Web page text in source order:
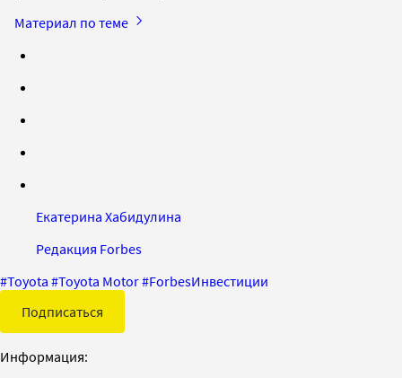
Материал по теме
Екатерина Хабидулина
Редакция Forbes
#Toyota #Toyota Motor#ForbesИнвестиции
Подписаться
Информация: